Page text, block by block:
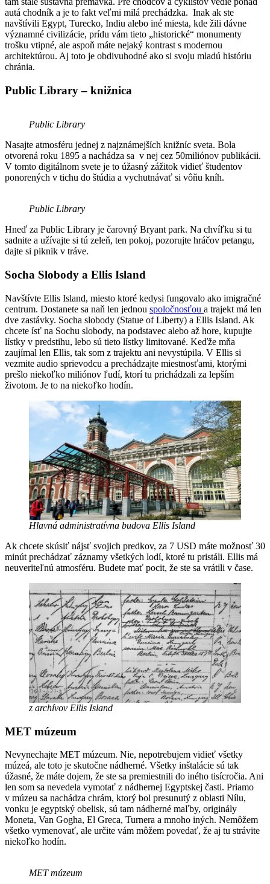
autá chodník a je to fakt veľmi milá prechádzka. Inak ak ste
navštívili Egypt, Turecko, Indiu alebo iné miesta, kde žili dávne
významné civilizácie, prídu vám tieto „historické“ monumenty
trošku vtipné, ale aspoň máte nejaký kontrast s modernou
architektúrou. Aj toto je obdivuhodné ako si svoju mladú históriu
chránia.
Public Library – knižnica
Public Library
Nasajte atmosféru jednej z najznámejších knižníc sveta. Bola
otvorená roku 1895 a nachádza sa v nej cez 50miliónov publikácii.
V tomto digitálnom svete je to úžasný zážitok vidieť študentov
ponorených v tichu do štúdia a vychutnávať si vôňu kníh.
Public Library
Hneď za Public Library je čarovný Bryant park. Na chvíľku si tu
sadnite a užívajte si tú zeleň, ten pokoj, pozorujte hráčov petangu,
dajte si piknik v tráve.
Socha Slobody a Ellis Island
Navštívte Ellis Island, miesto ktoré kedysi fungovalo ako imigračné
centrum. Dostanete sa naň len jednou spoločnosťou a trajekt má len
dve zastávky. Socha slobody (Statue of Liberty) a Ellis Island. Ak
chcete ísť na Sochu slobody, na podstavec alebo až hore, kupujte
lístky v predstihu, lebo sú tieto lístky limitované. Keďže mňa
zaujímal len Ellis, tak som z trajektu ani nevystúpila. V Ellis si
vezmite audio sprievodcu a prechádzajte miestnosťami, ktorými
prešlo niekoľko miliónov ľudí, ktorí tu prichádzali za lepším
životom. Je to na niekoľko hodín.
Hlavná administratívna budova Ellis Island
Ak chcete skúsiť nájsť svojich predkov, za 7 USD máte možnosť 30
minút prechádzať záznamy všetkých lodí, ktoré tu pristáli. Ellis má
neuveriteľnú atmosféru. Budete mať pocit, že ste sa vrátili v čase.
z archívov Ellis Island
MET múzeum
Nevynechajte MET múzeum. Nie, nepotrebujem vidieť všetky
múzeá, ale toto je skutočne nádherné. Všetky inštalácie sú tak
úžasné, že máte dojem, že ste sa premiestnili do iného tisícročia. Ani
len som sa nevedela vymotať z nádhernej Egyptskej časti. Priamo
v múzeu sa nachádza chrám, ktorý bol presunutý z oblasti Nílu,
vonku je egyptský obelisk, sú tam nádherné maľby, originály
Moneta, Van Gogha, El Greca, Turnera a mnoho iných. Nemôžem
všetko vymenovať, ale určite vám môžem povedať, že aj tu strávite
niekoľko hodín.
MET múzeum